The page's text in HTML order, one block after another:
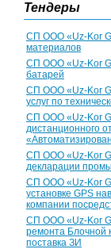
Тендеры
СП ООО «Uz-Kor
материалов
СП ООО «Uz-Kor
батарей
СП ООО «Uz-Kor
услуг по
СП ООО «Uz-Kor
дистанционного
СП ООО «Uz-Kor
декларации
СП ООО «Uz-Kor
установке GPS
компании
CП ООО «Uz-Kor
ремонта Блочной
поставка ЗИ